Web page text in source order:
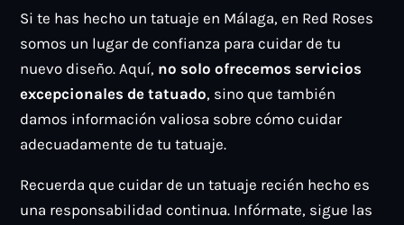
Si te has hecho un tatuaje en Málaga, en Red Roses
somos un lugar de confianza para cuidar de tu
nuevo diseño. Aquí, no solo ofrecemos servicios
excepcionales de tatuado, sino que también
damos información valiosa sobre cómo cuidar
adecuadamente de tu tatuaje.
Recuerda que cuidar de un tatuaje recién hecho es
una responsabilidad continua. Infórmate, sigue las